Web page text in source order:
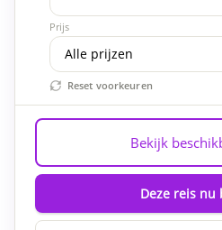
Prijs
Reset voorkeuren
Bekijk
Deze reis nu